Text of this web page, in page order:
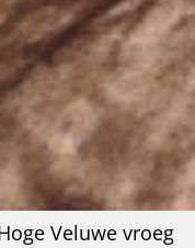
Veluwe vroeg